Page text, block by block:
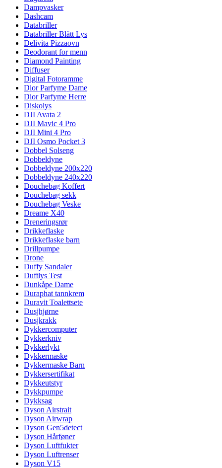
Dampvasker
Dashcam
Databriller
Databriller Blått Lys
Delivita Pizzaovn
Deodorant for menn
Diamond Painting
Diffuser
Digital Fotoramme
Dior Parfyme Dame
Dior Parfyme Herre
Diskolys
DJI Avata 2
DJI Mavic 4 Pro
DJI Mini 4 Pro
DJI Osmo Pocket 3
Dobbel Solseng
Dobbeldyne
Dobbeldyne 200x220
Dobbeldyne 240x220
Douchebag Koffert
Douchebag sekk
Douchebag Veske
Dreame X40
Dreneringsrør
Drikkeflaske
Drikkeflaske barn
Drillpumpe
Drone
Duffy Sandaler
Duftlys Test
Dunkåpe Dame
Duraphat tannkrem
Duravit Toalettsete
Dusjhjørne
Dusjkrakk
Dykkercomputer
Dykkerkniv
Dykkerlykt
Dykkermaske
Dykkermaske Barn
Dykkersertifikat
Dykkeutstyr
Dykkpumpe
Dykksag
Dyson Airstrait
Dyson Airwrap
Dyson Gen5detect
Dyson Hårføner
Dyson Luftfukter
Dyson Luftrenser
Dyson V15